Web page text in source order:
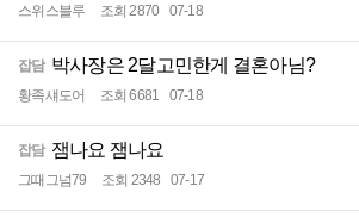
스위스블루 조회 2870 07-18
잡담 박사장은 2달고민한게 결혼아님?
황족섀도어 조회 6681 07-18
잡담 잼나요 잼나요
그때그넘79 조회 2348 07-17